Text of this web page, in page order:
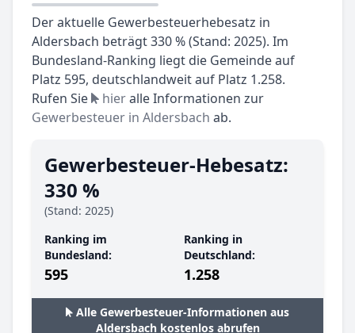
Der aktuelle Gewerbesteuerhebesatz in
Aldersbach beträgt 330 % (Stand: 2025). Im
Bundesland-Ranking liegt die Gemeinde auf
Platz 595, deutschlandweit auf Platz 1.258.
Rufen Sie
hieralle Informationen zur
Gewerbesteuer in Aldersbach ab.
Gewerbesteuer-Hebesatz:
330 %
(Stand: 2025)
Ranking im
Bundesland:
595
Ranking in
Deutschland:
1.258
Alle Gewerbesteuer-Informationen aus
Aldersbach kostenlos abrufen